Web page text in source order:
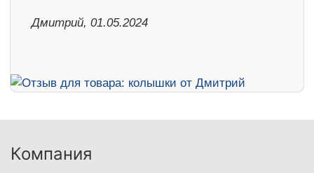
Дмитрий, 01.05.2024
Компания